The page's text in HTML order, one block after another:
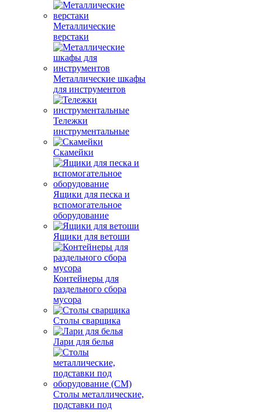
Металлические
верстаки
Металлические шкафы
для инструментов
Тележки
инструментальные
Скамейки
Ящики для песка и
вспомогательное
оборудование
Ящики для ветоши
Контейнеры для
раздельного сбора
мусора
Столы сварщика
Лари для белья
Столы металлические,
подставки под